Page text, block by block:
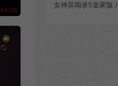
女神异闻录5皇家版 /